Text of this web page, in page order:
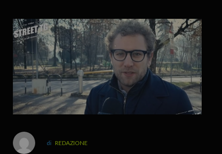
REDAZIONE